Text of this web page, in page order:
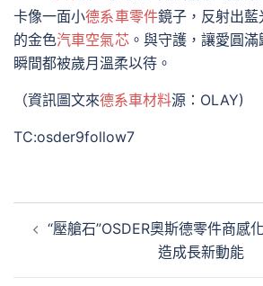
卡像一面小德系車零件鏡子，反射出
的金色汽車空氣芯。與守護，讓愛圓
瞬間都被歲月溫柔以待。
（資訊圖文來德系車材料源：OLAY)
TC:osder9follow7
章
“壓艙石”OSDER奧斯德零件商感
造成長新動能